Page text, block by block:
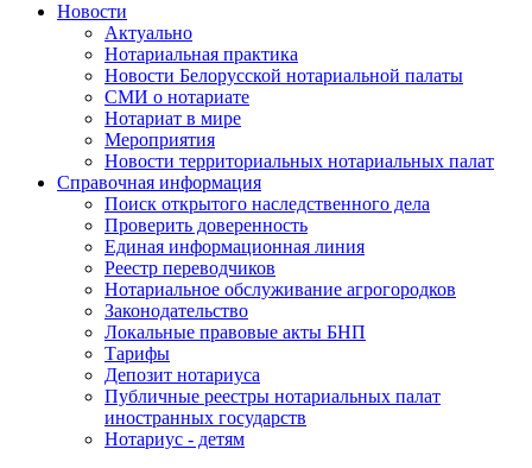
Новости
Актуально
Нотариальная практика
Новости Белорусской нотариальной палаты
СМИ о нотариате
Нотариат в мире
Мероприятия
Новости территориальных нотариальных палат
Справочная информация
Поиск открытого наследственного дела
Проверить доверенность
Единая информационная линия
Реестр переводчиков
Нотариальное обслуживание агрогородков
Законодательство
Локальные правовые акты БНП
Тарифы
Депозит нотариуса
Публичные реестры нотариальных палат
иностранных государств
Нотариус - детям